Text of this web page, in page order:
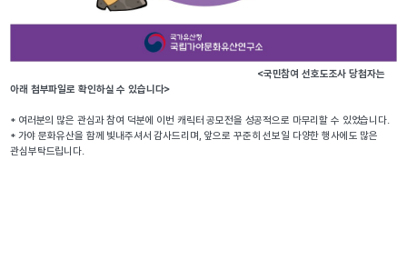
<국민참여 선호도조사 당첨자는
아래 첨부파일로 확인하실 수 있습니다>
* 여러분의 많은 관심과 참여 덕분에 이번 캐릭터 공모전을 성공적으로 마무리할 수 있었습니다.
* 가야 문화유산을 함께 빛내주셔서 감사드리며, 앞으로 꾸준히 선보일 다양한 행사에도 많은
관심부탁드립니다.